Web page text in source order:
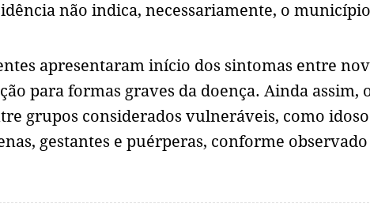
não indica, necessariamente, o
apresentaram início dos sintomas entre
para formas graves da doença. Ainda assim,
grupos considerados vulneráveis, como
gestantes e puérperas, conforme observado